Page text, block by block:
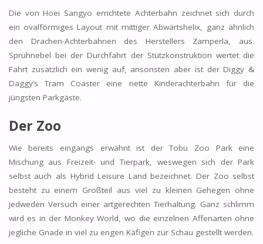
Die von Hoei Sangyo errichtete Achterbahn zeichnet sich durch
ein ovalförmiges Layout mit mittiger Abwärtshelix, ganz ähnlich
den Drachen-Achterbahnen des Herstellers Zamperla, aus.
Sprühnebel bei der Durchfahrt der Stützkonstruktion wertet die
Fahrt zusätzlich ein wenig auf, ansonsten aber ist der Diggy &
Daggy’s Tram Coaster eine nette Kinderachterbahn für die
jüngsten Parkgäste.
Der Zoo
Wie bereits eingangs erwähnt ist der Tobu Zoo Park eine
Mischung aus Freizeit- und Tierpark, weswegen sich der Park
selbst auch als Hybrid Leisure Land bezeichnet. Der Zoo selbst
besteht zu einem Großteil aus viel zu kleinen Gehegen ohne
jedweden Versuch einer artgerechten Tierhaltung. Ganz schlimm
wird es in der Monkey World, wo die einzelnen Affenarten ohne
jegliche Gnade in viel zu engen Käfigen zur Schau gestellt werden.